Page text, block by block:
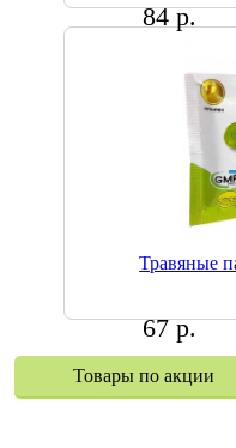
84 р.
Травяные
67 р.
Товары по акции